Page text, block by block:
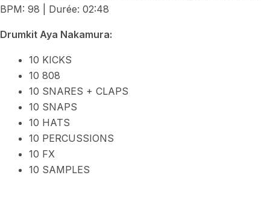
BPM: 98 | Durée: 02:48
Drumkit Aya Nakamura:
10 KICKS
10 808
10 SNARES + CLAPS
10 SNAPS
10 HATS
10 PERCUSSIONS
10 FX
10 SAMPLES